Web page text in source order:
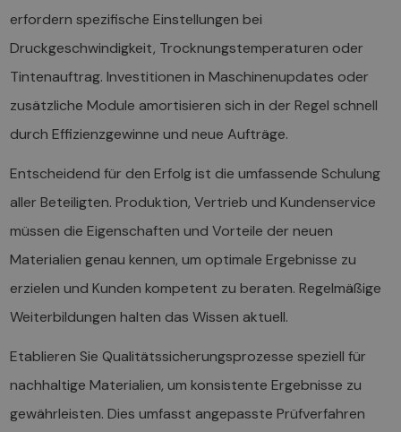
erfordern spezifische Einstellungen bei
Druckgeschwindigkeit, Trocknungstemperaturen oder
Tintenauftrag. Investitionen in Maschinenupdates oder
zusätzliche Module amortisieren sich in der Regel schnell
durch Effizienzgewinne und neue Aufträge.
Entscheidend für den Erfolg ist die umfassende Schulung
aller Beteiligten. Produktion, Vertrieb und Kundenservice
müssen die Eigenschaften und Vorteile der neuen
Materialien genau kennen, um optimale Ergebnisse zu
erzielen und Kunden kompetent zu beraten. Regelmäßige
Weiterbildungen halten das Wissen aktuell.
Etablieren Sie Qualitätssicherungsprozesse speziell für
nachhaltige Materialien, um konsistente Ergebnisse zu
gewährleisten. Dies umfasst angepasste Prüfverfahren